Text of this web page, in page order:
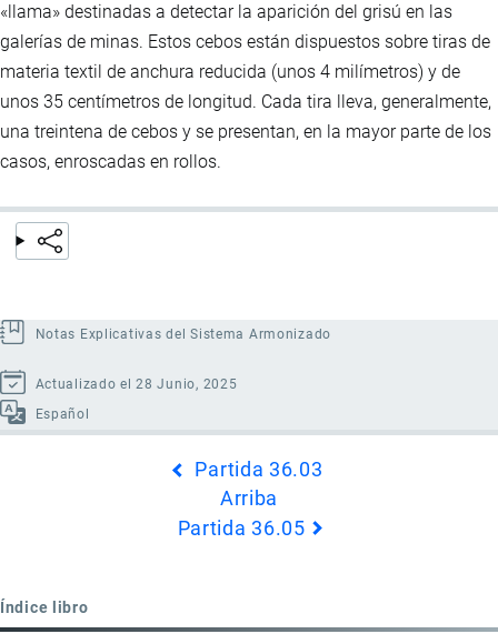
«llama» destinadas a detectar la aparición del grisú en las
galerías de minas. Estos cebos están dispuestos sobre tiras de
materia textil de anchura reducida (unos 4 milímetros) y de
unos 35 centímetros de longitud. Cada tira lleva, generalmente,
una treintena de cebos y se presentan, en la mayor parte de los
casos, enroscadas en rollos.
Notas Explicativas del Sistema Armonizado
Actualizado el 28 Junio, 2025
Español
36.04
Partida 36.03
Arriba
Partida 36.05
Índice libro